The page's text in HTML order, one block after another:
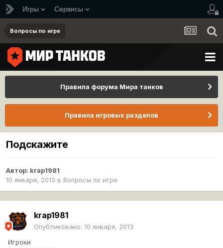
Игры Сервисы
Вопросы по игре
Правила форума Мира танков
Правила игровых разделов
Подскажите
Автор: krap1981
10 января, 2013 в Вопросы по игре
krap1981
Опубликовано: 10 января, 2013
Игроки